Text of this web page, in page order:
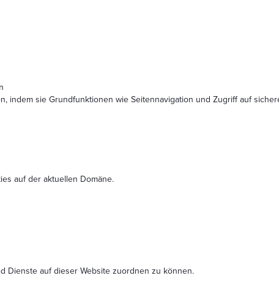
indem sie Grundfunktionen wie Seitennavigation und Zugriff auf
auf der aktuellen Domäne.
Dienste auf dieser Website zuordnen zu können.